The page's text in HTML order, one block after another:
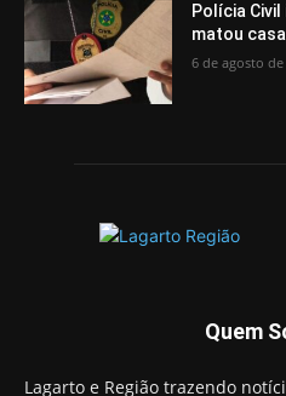
Polícia
matou
6 de agosto de
Quem
Lagarto e Região trazendo